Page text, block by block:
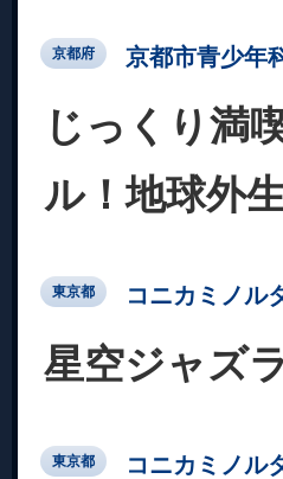
京都府 京都市青少年
じっくり満
ル！地球外
東京都 コニカミノル
星空ジャズ
東京都 コニカミノル